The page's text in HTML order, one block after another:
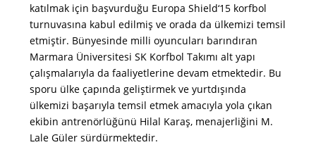
katılmak için başvurduğu Europa Shield‘15 korfbol
turnuvasına kabul edilmiş ve orada da ülkemizi temsil
etmiştir. Bünyesinde milli oyuncuları barındıran
Marmara Üniversitesi SK Korfbol Takımı alt yapı
çalışmalarıyla da faaliyetlerine devam etmektedir. Bu
sporu ülke çapında geliştirmek ve yurtdışında
ülkemizi başarıyla temsil etmek amacıyla yola çıkan
ekibin antrenörlüğünü Hilal Karaş, menajerliğini M.
Lale Güler sürdürmektedir.